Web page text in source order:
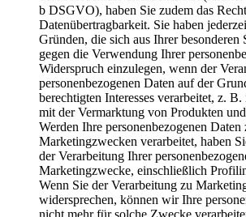
b DSGVO), haben Sie zudem das
Datenübertragbarkeit. Sie haben
Gründen, die sich aus Ihrer besonderen
gegen die Verwendung Ihrer
Widerspruch einzulegen, wenn der
personenbezogenen Daten auf der
berechtigten Interesses verarbeitet, z.
mit der Vermarktung von Produkten
Werden Ihre personenbezogenen Daten
Marketingzwecken verarbeitet, haben
der Verarbeitung Ihrer
Marketingzwecke, einschließlich
Wenn Sie der Verarbeitung zu
widersprechen, können wir Ihre
nicht mehr für solche Zwecke